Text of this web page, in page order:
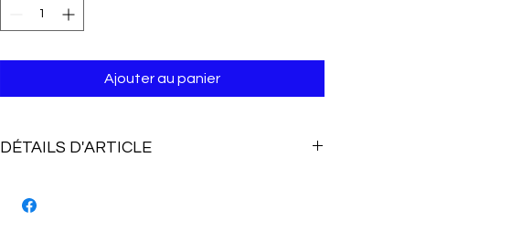
Ajouter au panier
DÉTAILS D'ARTICLE
Certifié OEKO-TEX